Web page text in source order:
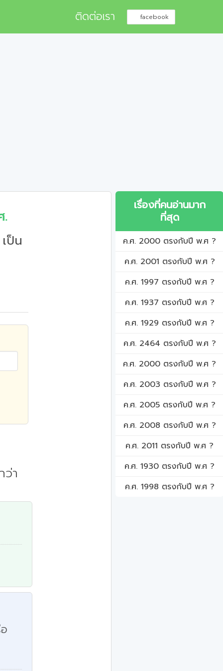
ติดต่อเรา facebook
.
ป็น
า
เรื่องที่คนอ่านมาก
ที่สุด
ค.ศ. 2000 ตรงกับปี พ.ศ ?
ค.ศ. 2001 ตรงกับปี พ.ศ ?
ค.ศ. 1997 ตรงกับปี พ.ศ ?
ค.ศ. 1937 ตรงกับปี พ.ศ ?
ค.ศ. 1929 ตรงกับปี พ.ศ ?
ค.ศ. 2464 ตรงกับปี พ.ศ ?
ค.ศ. 2000 ตรงกับปี พ.ศ ?
ค.ศ. 2003 ตรงกับปี พ.ศ ?
ค.ศ. 2005 ตรงกับปี พ.ศ ?
ค.ศ. 2008 ตรงกับปี พ.ศ ?
ค.ศ. 2011 ตรงกับปี พ.ศ ?
ค.ศ. 1930 ตรงกับปี พ.ศ ?
ค.ศ. 1998 ตรงกับปี พ.ศ ?